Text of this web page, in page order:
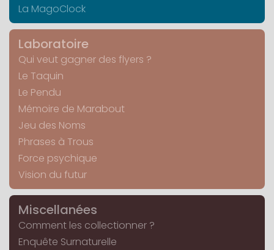
La MagoClock
Laboratoire
Qui veut gagner des flyers ?
Le Taquin
Le Pendu
Mémoire de Marabout
Jeu des Noms
Phrases à Trous
Force psychique
Vision du futur
Miscellanées
Comment les collectionner ?
Enquête Surnaturelle